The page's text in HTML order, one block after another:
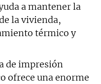
a mantener la
la vivienda,
térmico y
de impresión
ofrece una enorme